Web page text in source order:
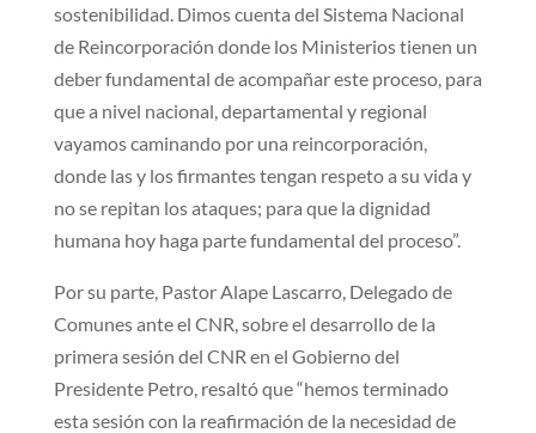
sostenibilidad. Dimos cuenta del Sistema Nacional
de Reincorporación donde los Ministerios tienen un
deber fundamental de acompañar este proceso, para
que a nivel nacional, departamental y regional
vayamos caminando por una reincorporación,
donde las y los firmantes tengan respeto a su vida y
no se repitan los ataques; para que la dignidad
humana hoy haga parte fundamental del proceso”.
Por su parte, Pastor Alape Lascarro, Delegado de
Comunes ante el CNR, sobre el desarrollo de la
primera sesión del CNR en el Gobierno del
Presidente Petro, resaltó que “hemos terminado
esta sesión con la reafirmación de la necesidad de